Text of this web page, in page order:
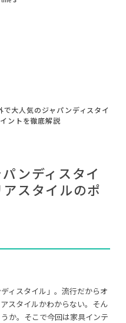
タイル
リングの法則
#2022 秋ドラマ
#チェア#良品計画
#オフィスチェア
ゆり子#家具
太朗#ニトリ
ク
RIGHTS RESERVED
で大人気のジャパンディスタイ
ントを徹底解説
ンディスタイ
スタイルのポ
ィスタイル」。流行だからオ
スタイルかわからない。そん
か。そこで今回は家具インテ